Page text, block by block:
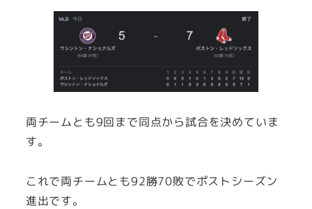
両チームとも9回まで同点から試合を決めていま
す。
これで両チームとも92勝70敗でポストシーズン
進出です。